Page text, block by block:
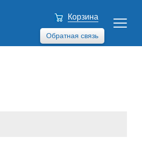
Обратная связь
Корзина